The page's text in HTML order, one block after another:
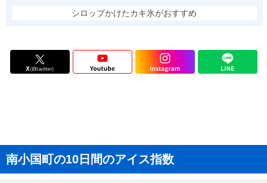
シロップかけたカキ氷がおすすめ
南小国町の10日間のアイス指数